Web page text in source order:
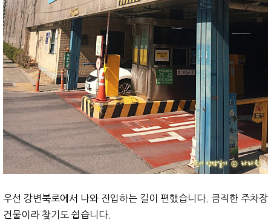
우선 강변북로에서 나와 진입하는 길이 편했습니다. 큼직한 주차장
건물이라 찾기도 쉽습니다.